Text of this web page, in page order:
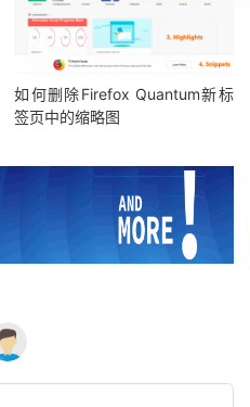
如何删除Firefox Quantum新标
签页中的缩略图